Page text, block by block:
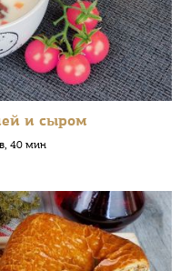
и сыром
40 мин